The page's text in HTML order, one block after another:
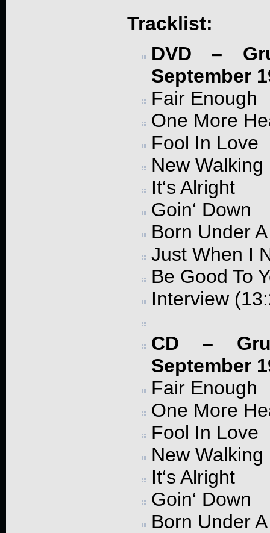
Tracklist:
DVD –
September
Fair Enough
One More
Fool In Love
New Walking
It‘s Alright
Goin‘ Down
Born Under
Just When I
Be Good To
Interview
CD –
September
Fair Enough
One More
Fool In Love
New Walking
It‘s Alright
Goin‘ Down
Born Under